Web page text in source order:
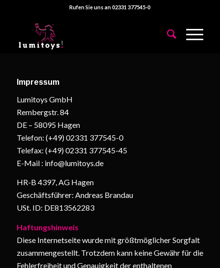
Rufen Sie uns an 02331 377545-0
Impressum
Lumitoys GmbH
Rembergstr. 84
DE – 58095 Hagen
Telefon: (+49) 02331 377545-0
Telefax: (+49) 02331 377545-45
E-Mail : info@lumitoys.de
HR-B 4397, AG Hagen
Geschäftsführer: Andreas Brandau
USt. ID: DE813562283
Haftungshinweis
Diese Internetseite wurde mit größtmöglicher Sorgfalt
zusammengestellt. Trotzdem kann keine Gewähr für die
Fehlerfreiheit und Genauigkeit der enthaltenen